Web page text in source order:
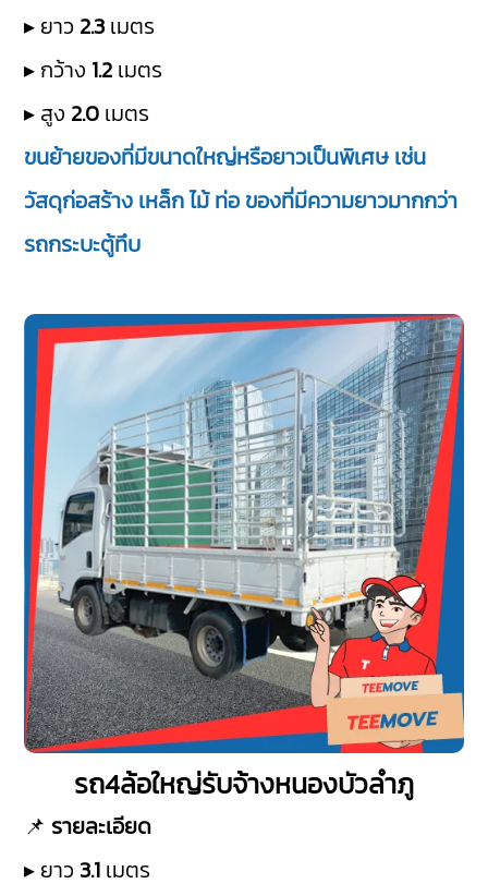
▸ ยาว 2.3 เมตร
▸ กว้าง 1.2 เมตร
▸ สูง 2.0 เมตร
ขนย้ายของที่มีขนาดใหญ่หรือยาวเป็นพิเศษ เช่น
วัสดุก่อสร้าง เหล็ก ไม้ ท่อ ของที่มีความยาวมากกว่า
รถกระบะตู้ทึบ
รถ4ล้อใหญ่รับจ้างหนองบัวลำภู
📌 รายละเอียด
▸ ยาว 3.1 เมตร